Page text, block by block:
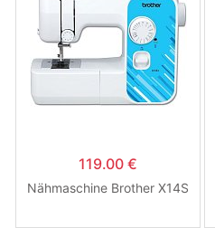
119.00 €
Nähmaschine Brother X14S